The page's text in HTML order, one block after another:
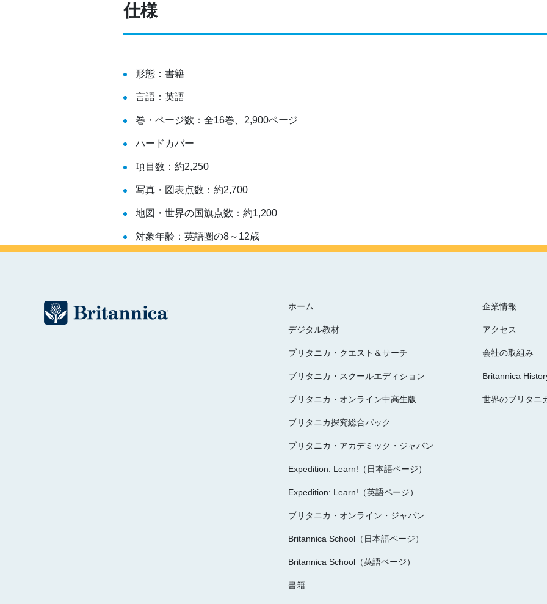
仕様
形態：書籍
言語：英語
巻・ページ数：全16巻、2,900ページ
ハードカバー
項目数：約2,250
写真・図表点数：約2,700
地図・世界の国旗点数：約1,200
対象年齢：英語圏の8～12歳
ホーム
デジタル教材
ブリタニカ・クエスト＆サーチ
ブリタニカ・スクールエディション
ブリタニカ・オンライン中高生版
ブリタニカ探究総合パック
ブリタニカ・アカデミック・ジャパン
Expedition: Learn!（日本語ページ）
Expedition: Learn!（英語ページ）
ブリタニカ・オンライン・ジャパン
Britannica School（日本語ページ）
Britannica School（英語ページ）
書籍
企業情報
アクセス
会社の取組み
Britannica
世界のブリタニ